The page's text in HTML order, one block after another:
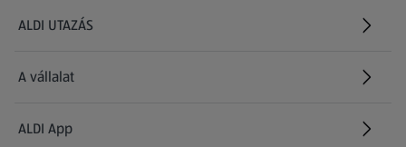
ALDI UTAZÁS
(új oldalon nyílik meg)
A vállalat
ALDI App